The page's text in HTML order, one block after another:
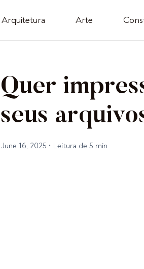
Arquitetura Arte
Quer
seus
June 16, 2025 • Leitura de 5 min